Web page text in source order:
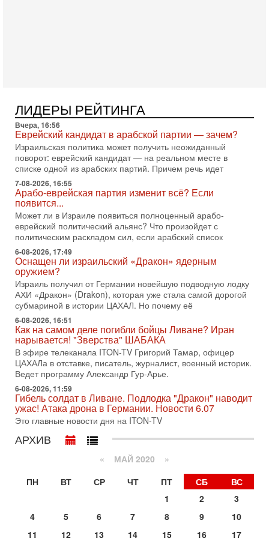
03/08/2026
Президент США Дональд Трамп объявил о возобновлении
переговоров с Ираном, но Тегеран пока не подтвердил
готовность к диалогу. По словам американского
2-08-2026, 08:42
Трамп отменил удар по Ирану - НОВОСТИ
02/08/2026
Президент США Дональд Трамп сегодня заявил об отмене
подготовленного удара по Ирану после обращений
Тегерана и других стран региона. По его словам,
1-08-2026, 17:50
«Русский голос» Израиля: кто заберет его на этот
раз?
Голоса русскоязычных репатриантов не раз кардинально
меняли политический ландшафт Израиля. Достаточно
вспомнить взлет партии «Исраэль ба-алия», когда
31-07-2026, 17:00
Тайны закрытых дверей: о чём на самом деле
молчат Трамп и Нетаньяху?
Недавний визит премьер-министра Израиля Биньямина
Нетаньяху в США и его встреча с Дональдом Трампом
оставили больше вопросов, чем ответов. Полная
31-07-2026, 15:18
Иран готовит покушение на Нетаниягу! Трамп не
хочет эскалации, но КСИР готовит взрыв!
В эфире телеканала ITON-TV СЕРГЕЙ МИГДАЛЬ, эксперт
по вопросам безопасности, офицер запаса
Международного управления полиции Израиля, автор
31-07-2026, 09:02
Битва за разоружение ХАМАСа - НОВОСТИ
Сегодня президент США Дональд Трамп заявил о
достижении исторического соглашения о полном
разоружении ХАМАСа и других вооруженных группировок в
30-07-2026, 17:59
Иран доведет Трампа до крайних мер? Разбор и
оценка от военного обозревателя Давида Шарпа
ЛИДЕРЫ РЕЙТИНГА
Вчера, 16:56
Еврейский кандидат в арабской партии — зачем?
Израильская политика может получить неожиданный
поворот: еврейский кандидат — на реальном месте в
списке одной из арабских партий. Причем речь идет
7-08-2026, 16:55
Арабо-еврейская партия изменит всё? Если
появится...
Может ли в Израиле появиться полноценный арабо-
еврейский политический альянс? Что произойдет с
политическим раскладом сил, если арабский список
6-08-2026, 17:49
Оснащен ли израильский «Дракон» ядерным
оружием?
Израиль получил от Германии новейшую подводную лодку
АХИ «Дракон» (Drakon), которая уже стала самой дорогой
субмариной в истории ЦАХАЛ. Но почему её
6-08-2026, 16:51
Как на самом деле погибли бойцы Ливане? Иран
нарывается! "Зверства" ШАБАКА
В эфире телеканала ITON-TV Григорий Тамар, офицер
ЦАХАЛа в отставке, писатель, журналист, военный историк.
Ведет программу Александр Гур-Арье.
6-08-2026, 11:59
Гибель солдат в Ливане. Подлодка "Дракон" наводит
ужас! Атака дрона в Германии. Новости 6.07
Это главные новости дня на ITON-TV
АРХИВ
« МАЙ 2020 »
ПН
ВТ СР ЧТ ПТ СБ
ВС
1
2
3
4
5 6 7 8 9
10
11
12 13 14 15 16
17